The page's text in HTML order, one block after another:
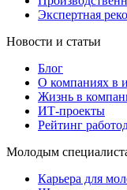
Экспертная
Новости и статьи
Блог
О компаниях в
Жизнь в
ИТ-проекты
Рейтинг
Молодым
Карьера для